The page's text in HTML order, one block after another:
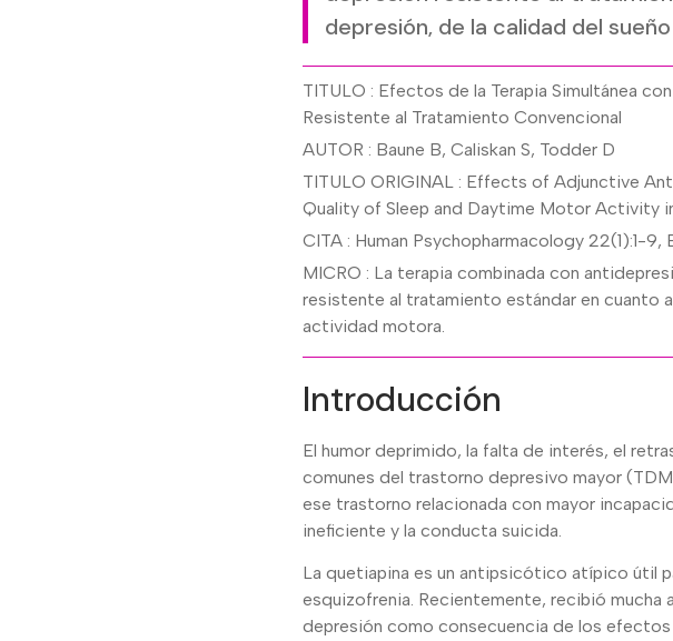
depresión, de la calidad del
TITULO : Efectos de la Terapia Simultánea
Resistente al Tratamiento Convencional
AUTOR : Baune B, Caliskan S, Todder D
TITULO ORIGINAL : Effects of Adjunctive
Quality of Sleep and Daytime Motor Activity
CITA : Human Psychopharmacology 22(1):1-9,
MICRO : La terapia combinada con
resistente al tratamiento estándar en cuanto
actividad motora.
Introducción
El humor deprimido, la falta de interés, el
comunes del trastorno depresivo mayor
ese trastorno relacionada con mayor
ineficiente y la conducta suicida.
La quetiapina es un antipsicótico atípico útil
esquizofrenia. Recientemente, recibió
depresión como consecuencia de los